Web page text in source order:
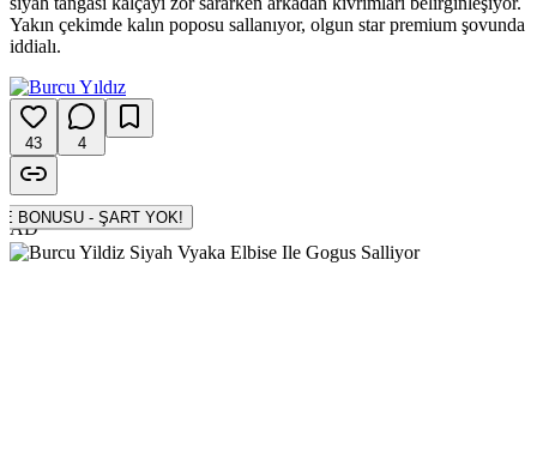
Yakın çekimde kalın poposu sallanıyor, olgun star premium şovunda
iddialı.
43 4
AD
500 TL DENEME BONUSU - ŞART YOK!